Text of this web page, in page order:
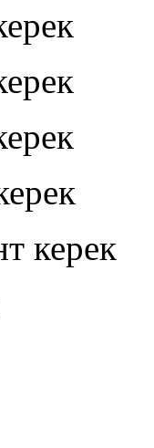
керек